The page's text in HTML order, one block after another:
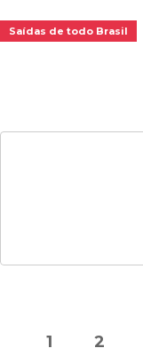
Saídas de todo Brasil
1 2